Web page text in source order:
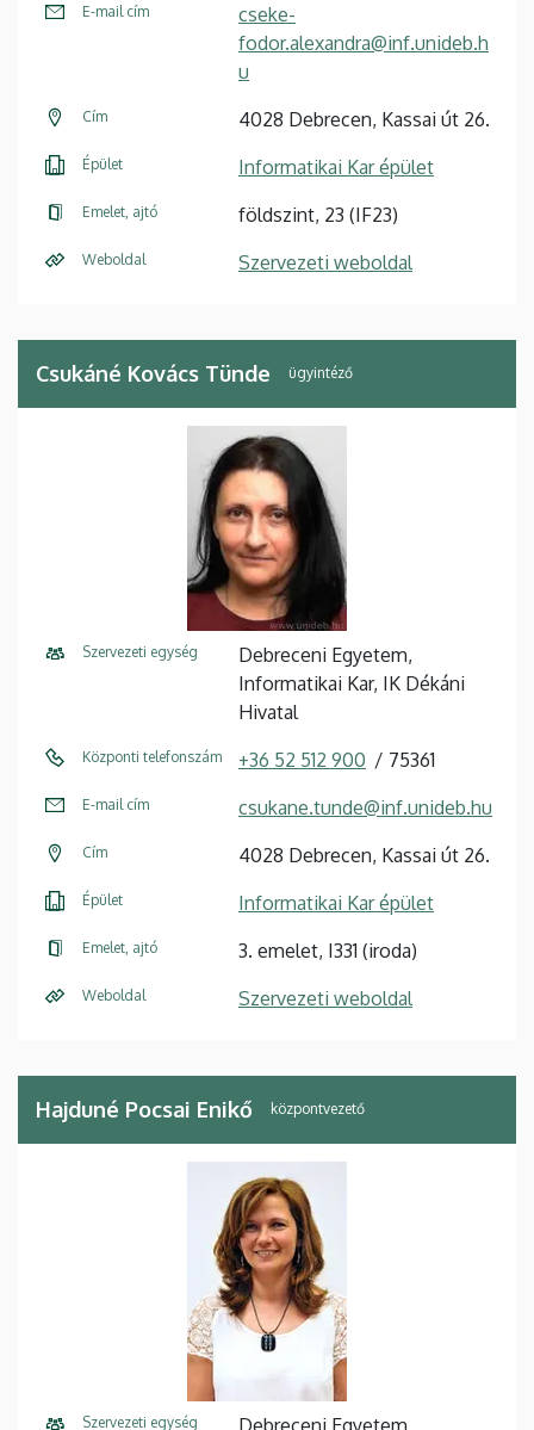
E-mail cím
cseke-
fodor.alexandra@inf.unideb.h
u
Cím 4028 Debrecen, Kassai út 26.
Épület Informatikai Kar épület
Emelet, ajtó földszint, 23 (IF23)
Weboldal Szervezeti weboldal
Csukáné Kovács Tünde ügyintéző
Szervezeti egység
Debreceni Egyetem,
Informatikai Kar, IK Dékáni
Hivatal
Központi telefonszám +36 52 512 900 75361
E-mail cím csukane.tunde@inf.unideb.hu
Cím 4028 Debrecen, Kassai út 26.
Épület Informatikai Kar épület
Emelet, ajtó 3. emelet, I331 (iroda)
Weboldal Szervezeti weboldal
Hajduné Pocsai Enikő központvezető
Szervezeti egység Debreceni Egyetem,